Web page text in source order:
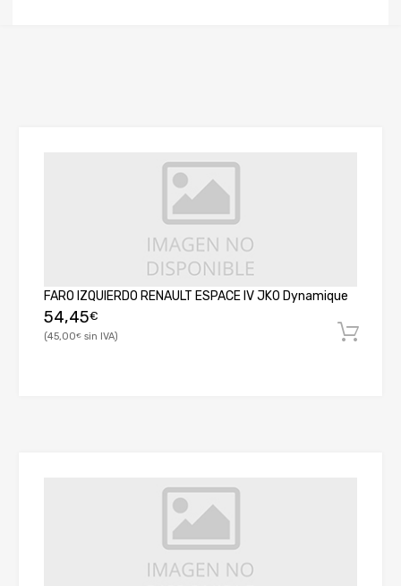
FARO IZQUIERDO RENAULT ESPACE IV JK0 Dynamique
54,45€
45,00€